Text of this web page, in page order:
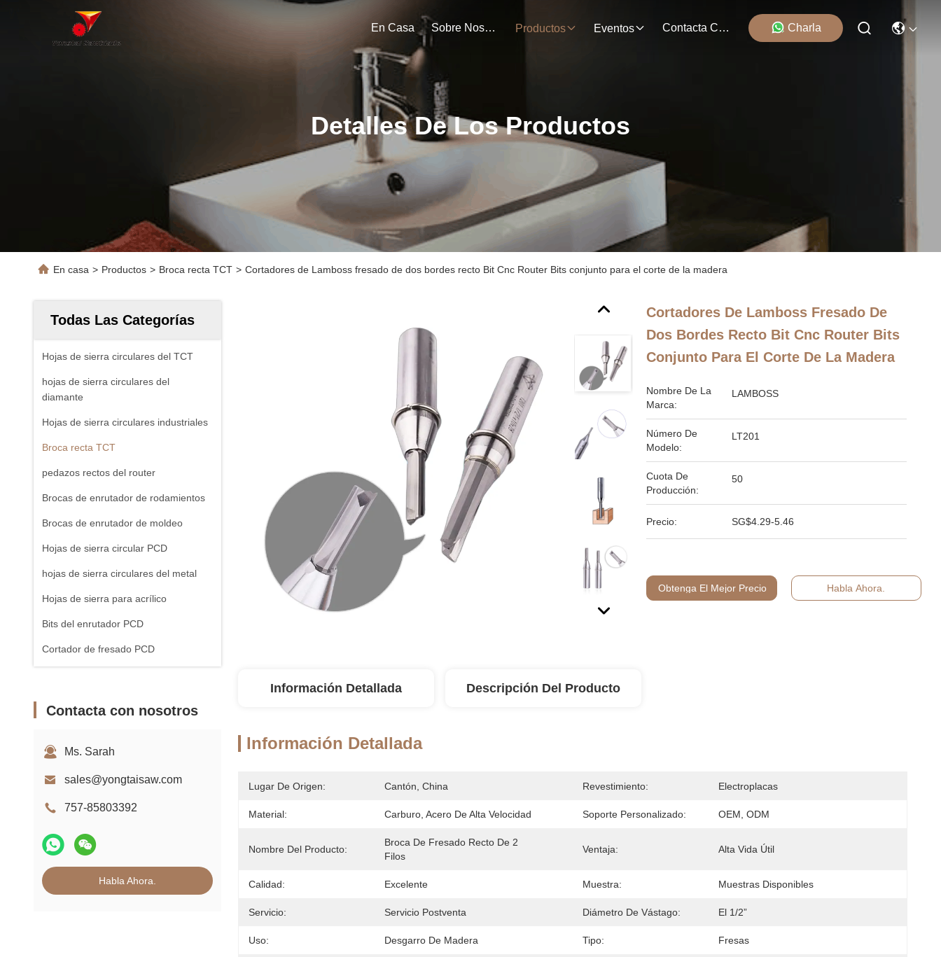
En Casa Sobre Nosotros Productos Eventos Contacta Con Nosotros Charla
Detalles De Los Productos
En casa > Productos > Broca recta TCT > Cortadores de Lamboss fresado de dos bordes recto Bit Cnc Router Bits conjunto para el corte de la madera
Todas Las Categorías
Hojas de sierra circulares del TCT
hojas de sierra circulares del
diamante
Hojas de sierra circulares industriales
Broca recta TCT
pedazos rectos del router
Brocas de enrutador de rodamientos
Brocas de enrutador de moldeo
Hojas de sierra circular PCD
hojas de sierra circulares del metal
Hojas de sierra para acrílico
Bits del enrutador PCD
Cortador de fresado PCD
Contacta con nosotros
Ms. Sarah
sales@yongtaisaw.com
757-85803392
Habla Ahora.
Cortadores De Lamboss Fresado De
Dos Bordes Recto Bit Cnc Router Bits
Conjunto Para El Corte De La Madera
Nombre De La
Marca:
LAMBOSS
Número De
Modelo:
LT201
Cuota De
Producción:
50
Precio: SG$4.29-5.46
Obtenga El Mejor Precio Habla Ahora.
Información Detallada Descripción Del Producto
Información Detallada
Lugar De Origen: Cantón, China Revestimiento: Electroplacas
Material: Carburo, Acero De Alta Velocidad Soporte Personalizado: OEM, ODM
Nombre Del Producto:
Broca De Fresado Recto De 2
Filos
Ventaja: Alta Vida Útil
Calidad: Excelente Muestra: Muestras Disponibles
Servicio: Servicio Postventa Diámetro De Vástago: El 1/2”
Uso: Desgarro De Madera Tipo: Fresas